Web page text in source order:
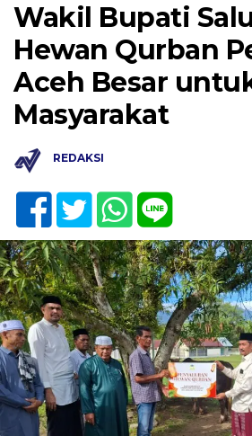
Wakil Bupati
Hewan Qurban
Aceh Besar
Masyarakat
REDAKSI